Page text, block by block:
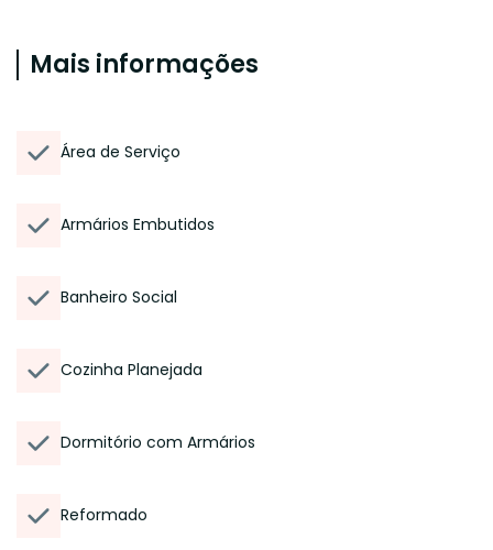
Mais informações
Área de Serviço
Armários Embutidos
Banheiro Social
Cozinha Planejada
Dormitório com Armários
Reformado